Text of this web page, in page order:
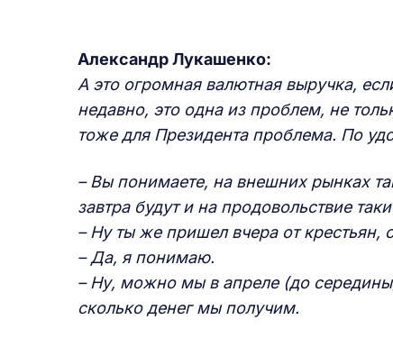
Александр Лукашенко:
А это огромная валютная выручка,
недавно, это одна из проблем, не
тоже для Президента проблема. По
– Вы понимаете, на внешних рынках
завтра будут и на продовольствие
– Ну ты же пришел вчера от крестьян,
– Да, я понимаю.
– Ну, можно мы в апреле (до
сколько денег мы получим.